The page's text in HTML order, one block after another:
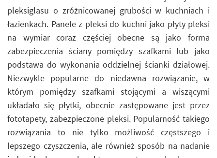
pleksiglasu o zróżnicowanej grubości w kuchniach i
łazienkach. Panele z pleksi do kuchni jako płyty pleksi
na wymiar coraz częściej obecne są jako forma
zabezpieczenia ściany pomiędzy szafkami lub jako
podstawa do wykonania oddzielnej ścianki działowej.
Niezwykle popularne do niedawna rozwiązanie, w
którym pomiędzy szafkami stojącymi a wiszącymi
układało się płytki, obecnie zastępowane jest przez
fototapety, zabezpieczone pleksi. Popularność takiego
rozwiązania to nie tylko możliwość częstszego i
lepszego czyszczenia, ale również sposób na nadanie